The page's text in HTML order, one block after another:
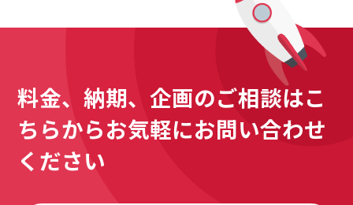
料金、納期、企画のご相談はこ
ちらからお気軽にお問い合わせ
ください